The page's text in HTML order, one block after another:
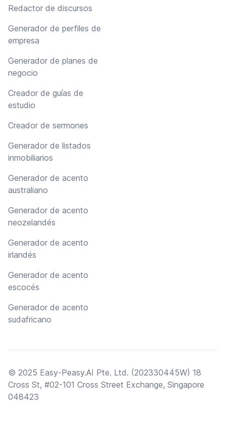
Redactor de discursos
Generador de perfiles de
empresa
Generador de planes de
negocio
Creador de guías de
estudio
Creador de sermones
Generador de listados
inmobiliarios
Generador de acento
australiano
Generador de acento
neozelandés
Generador de acento
irlandés
Generador de acento
escocés
Generador de acento
sudafricano
© 2025 Easy-Peasy.AI Pte. Ltd. (202330445W) 18
Cross St, #02-101 Cross Street Exchange, Singapore
048423